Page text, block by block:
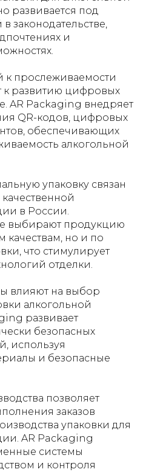
развивается под
законодательстве,
и
к прослеживаемости
развитию цифровых
AR Packaging внедряет
QR-кодов, цифровых
обеспечивающих
алкогольной
упаковку связан
в России.
выбирают продукцию
качествам, но и по
что стимулирует
отделки.
влияют на выбор
алкогольной
развивает
безопасных
используя
и безопасные
позволяет
заказов
упаковки для
AR Packaging
системы
и контроля